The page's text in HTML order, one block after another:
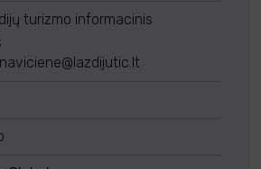
turizmo informacinis